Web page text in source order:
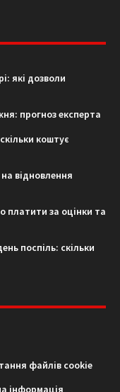
які дозволи
прогноз експерта
коштує
відновлення
платити за оцінки та
поспіль: скільки
файлів cookie